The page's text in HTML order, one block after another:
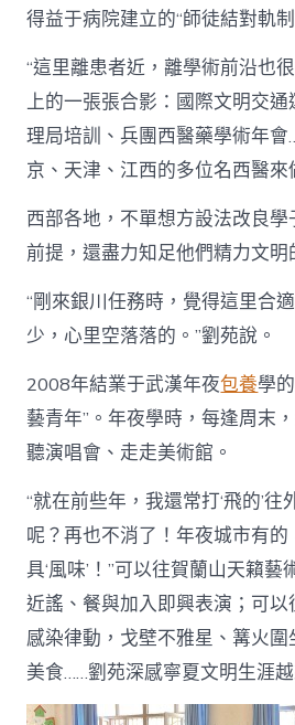
得益于病院建立的“師徒結對軌制
“這里離患者近，離學術前沿也
上的一張張合影：國際文明交
理局培訓、兵團西醫藥學術年會
京、天津、江西的多位名西醫來
西部各地，不單想方設法改良
前提，還盡力知足他們精力文明
“剛來銀川任務時，覺得這里合
少，心里空落落的。”劉苑說。
2008年結業于武漢年夜包養學
藝青年”。年夜學時，每逢周末
聽演唱會、走走美術館。
“就在前些年，我還常打‘飛的’往
呢？再也不消了！年夜城市有的
具‘風味’！”可以往賀蘭山天籟
近謠、餐與加入即興表演；可
感染律動，戈壁不雅星、篝火
美食……劉苑深感寧夏文明生涯越